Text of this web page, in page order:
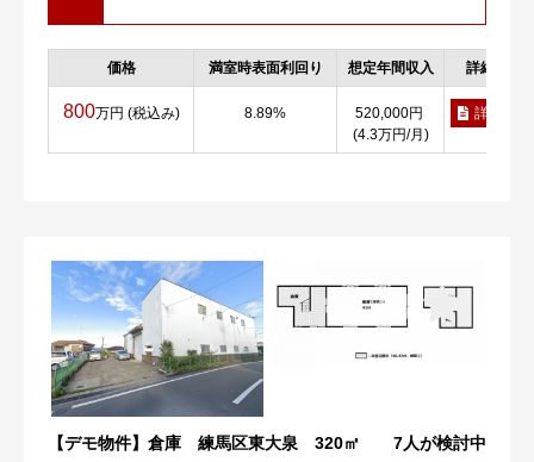
価格 満室時表面利回り 想定年間収入 詳細
800万円 (税込み) 8.89%
520,000円
(4.3万円/月)
詳細
【デモ物件】倉庫 練馬区東大泉 320㎡ 7人が検討中